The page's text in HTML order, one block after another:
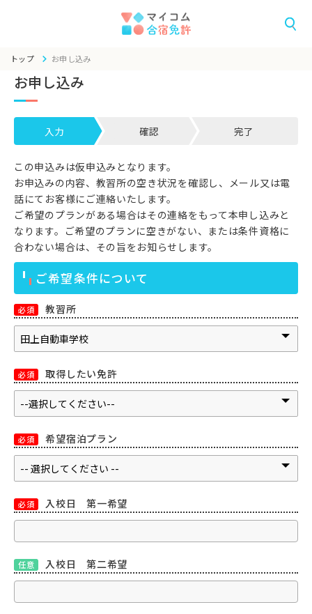
トップ お申し込み
お申し込み
入力 確認 完了
この申込みは仮申込みとなります。
お申込みの内容、教習所の空き状況を確認し、メール又は電
話にてお客様にご連絡いたします。
ご希望のプランがある場合はその連絡をもって本申し込みと
なります。ご希望のプランに空きがない、または条件資格に
合わない場合は、その旨をお知らせします。
ご希望条件について
必須 教習所
必須 取得したい免許
必須 希望宿泊プラン
必須 入校日 第一希望
任意 入校日 第二希望